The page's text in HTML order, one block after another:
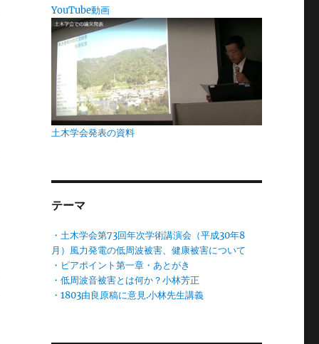
YouTube動画
土木学会発表の資料
テーマ
・土木学会第73回年次学術講演会（平成30年8
月）風力発電の低周波被害、健康被害について
・ピアポイント第一章・あとがき
・低周波音被害とは何か？小林芳正
・1803由良原稿に意見.小林先生講義